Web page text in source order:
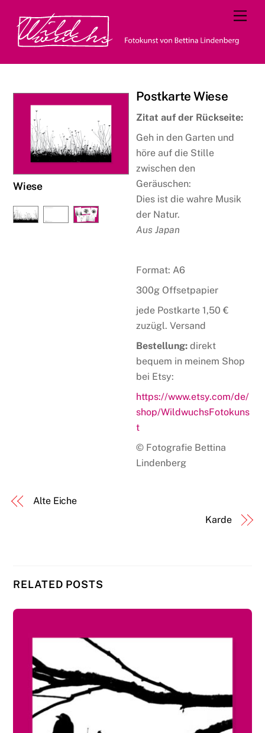
content
Wiese
Postkarte Wiese
Zitat auf der Rückseite:
Geh in den Garten und
höre auf die Stille
zwischen den
Geräuschen:
Dies ist die wahre Musik
der Natur.
Aus Japan
Format: A6
300g Offsetpapier
jede Postkarte 1,50 €
zuzügl. Versand
Bestellung: direkt
bequem in meinem Shop
bei Etsy:
https://www.etsy.com/de/
shop/WildwuchsFotokuns
t
© Fotografie Bettina
Lindenberg
Alte Eiche
Karde
RELATED POSTS